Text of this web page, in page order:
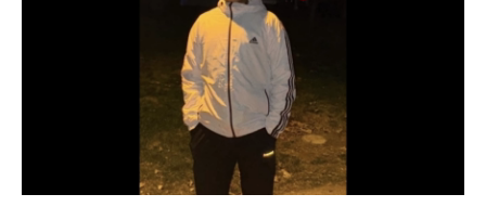
Aç
Yüklendi
37.48%
Hızı